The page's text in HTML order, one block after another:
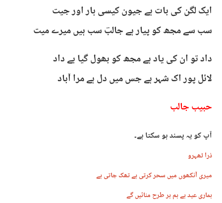
ایک لگن کی بات ہے جیون کیسی ہار اور جیت
سب سے مجھ کو پیار ہے جالبؔ سب ہیں میرے میت
داد تو ان کی یاد ہے مجھ کو بھول گیا بے داد
لائل پور اک شہر ہے جس میں دل ہے مرا آباد
حبیب جالب
آپ کو یہ پسند ہو سکتا ہے۔
ذرا ٹھہرو
میری آنکھوں میں سحر کرتی ہے تھک جاتی ہے
ہماری عید ہے ہم ہر طرح منائیں گے